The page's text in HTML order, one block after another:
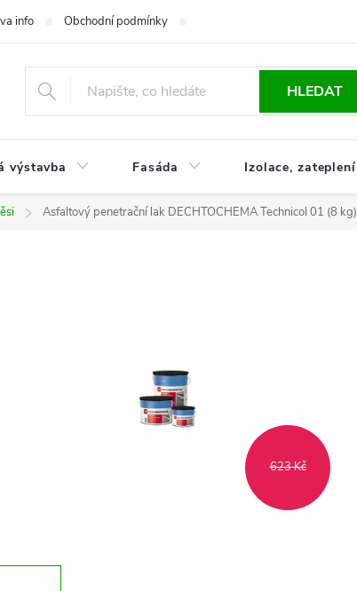
info Obchodní podmínky
HLEDAT
výstavba Fasáda Izolace, zateplení
Asfaltový penetrační lak DECHTOCHEMA Technicol 01 (8 kg)
623 Kč